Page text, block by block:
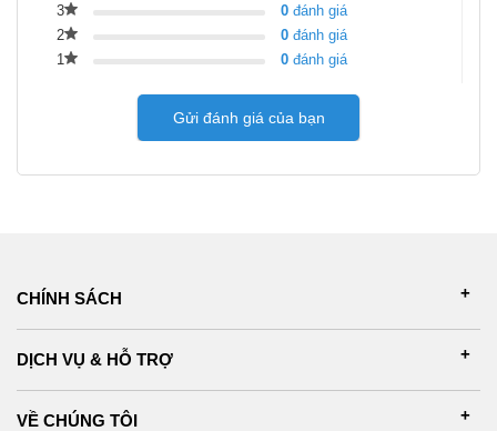
3
0 đánh giá
2
0 đánh giá
1
0 đánh giá
Gửi đánh giá của bạn
CHÍNH SÁCH
DỊCH VỤ & HỖ TRỢ
VỀ CHÚNG TÔI